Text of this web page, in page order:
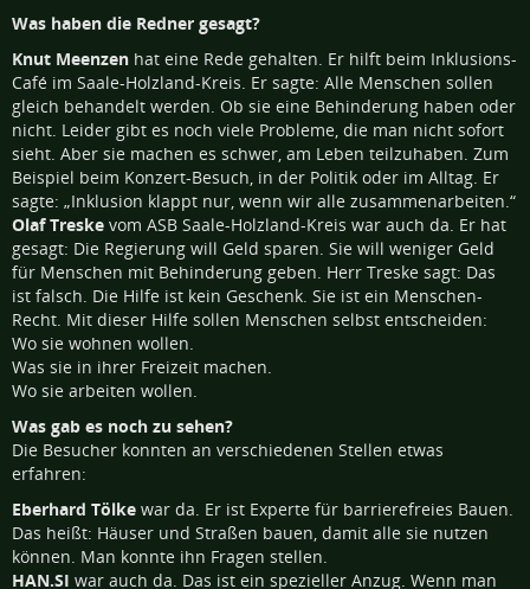
Was haben die Redner gesagt?
Knut Meenzen hat eine Rede gehalten. Er hilft beim Inklusions-
Café im Saale-Holzland-Kreis. Er sagte: Alle Menschen sollen
gleich behandelt werden. Ob sie eine Behinderung haben oder
nicht. Leider gibt es noch viele Probleme, die man nicht sofort
sieht. Aber sie machen es schwer, am Leben teilzuhaben. Zum
Beispiel beim Konzert-Besuch, in der Politik oder im Alltag. Er
sagte: „Inklusion klappt nur, wenn wir alle zusammenarbeiten.“
Olaf Treske vom ASB Saale-Holzland-Kreis war auch da. Er hat
gesagt: Die Regierung will Geld sparen. Sie will weniger Geld
für Menschen mit Behinderung geben. Herr Treske sagt: Das
ist falsch. Die Hilfe ist kein Geschenk. Sie ist ein Menschen-
Recht. Mit dieser Hilfe sollen Menschen selbst entscheiden:
Wo sie wohnen wollen.
Was sie in ihrer Freizeit machen.
Wo sie arbeiten wollen.
Was gab es noch zu sehen?
Die Besucher konnten an verschiedenen Stellen etwas
erfahren:
Eberhard Tölke war da. Er ist Experte für barrierefreies Bauen.
Das heißt: Häuser und Straßen bauen, damit alle sie nutzen
können. Man konnte ihn Fragen stellen.
HAN.SI war auch da. Das ist ein spezieller Anzug. Wenn man